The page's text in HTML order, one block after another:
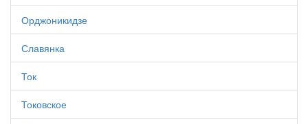
Орджоникидзе
Славянка
Ток
Токовское